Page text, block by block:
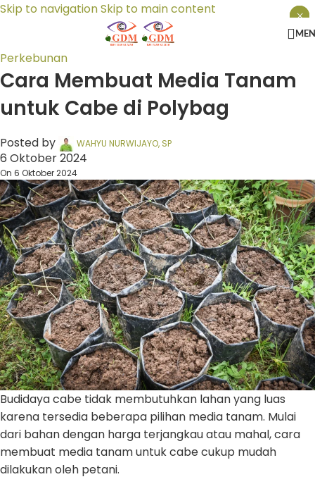
Skip to navigationSkip to main content
Perkebunan
Cara Membuat Media Tanam
untuk Cabe di Polybag
Posted by WAHYU NURWIJAYO, SP
6 Oktober 2024
On 6 Oktober 2024
Budidaya cabe tidak membutuhkan lahan yang luas
karena tersedia beberapa pilihan media tanam. Mulai
dari bahan dengan harga terjangkau atau mahal, cara
membuat media tanam untuk cabe cukup mudah
dilakukan oleh petani.
×
×
×